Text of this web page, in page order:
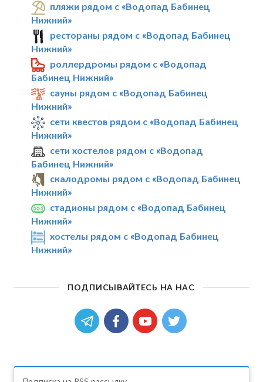
пляжи рядом с «Водопад Бабинец
Нижний»
рестораны рядом с «Водопад Бабинец
Нижний»
роллердромы рядом с «Водопад
Бабинец Нижний»
сауны рядом с «Водопад Бабинец
Нижний»
сети квестов рядом с «Водопад Бабинец
Нижний»
сети хостелов рядом с «Водопад
Бабинец Нижний»
скалодромы рядом с «Водопад Бабинец
Нижний»
стадионы рядом с «Водопад Бабинец
Нижний»
хостелы рядом с «Водопад Бабинец
Нижний»
ПОДПИСЫВАЙТЕСЬ НА НАС